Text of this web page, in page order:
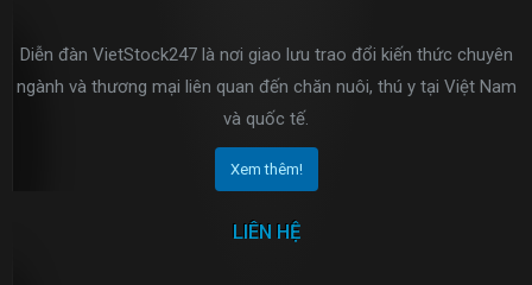
Diễn đàn VietStock247 là nơi giao lưu trao đổi kiến thức chuyên
ngành và thương mại liên quan đến chăn nuôi, thú y tại Việt Nam
và quốc tế.
Xem thêm!
LIÊN HỆ